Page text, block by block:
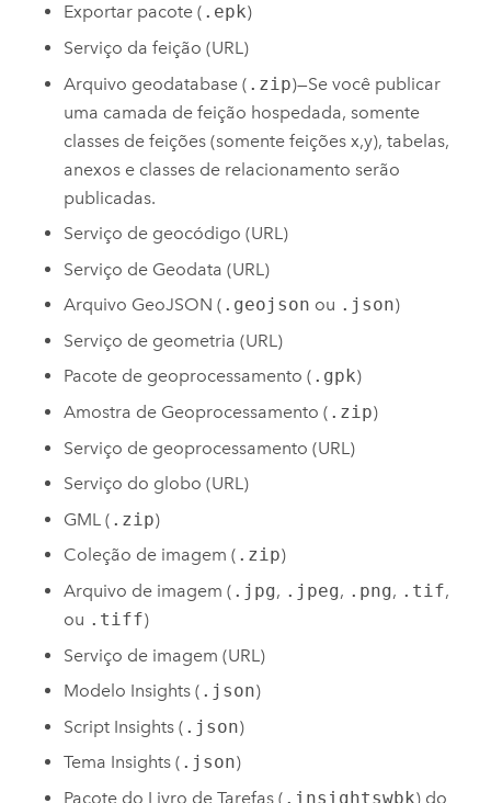
Exportar pacote ( .epk)
Serviço da feição (URL)
Arquivo geodatabase ( .zip)—Se você publicar
uma camada de feição hospedada, somente
classes de feições (somente feições x,y), tabelas,
anexos e classes de relacionamento serão
publicadas.
Serviço de geocódigo (URL)
Serviço de Geodata (URL)
Arquivo GeoJSON ( .geojson ou .json)
Serviço de geometria (URL)
Pacote de geoprocessamento ( .gpk)
Amostra de Geoprocessamento ( .zip)
Serviço de geoprocessamento (URL)
Serviço do globo (URL)
GML ( .zip)
Coleção de imagem ( .zip)
Arquivo de imagem ( .jpg, .jpeg, .png, .tif,
ou .tiff)
Serviço de imagem (URL)
Modelo Insights ( .json)
Script Insights ( .json)
Tema Insights ( .json)
Pacote do Livro de Tarefas ( .insightswbk) do